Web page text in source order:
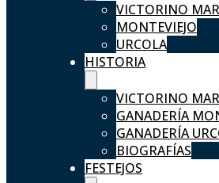
VICTORINO
MONTEVIEJO
URCOLA
HISTORIA
VICTORINO
GANADERÍA
GANADERÍA
BIOGRAFÍAS
FESTEJOS